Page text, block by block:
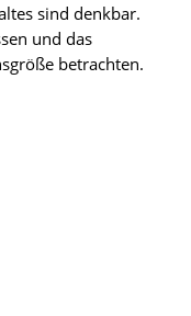
sind denkbar.
und das
betrachten.